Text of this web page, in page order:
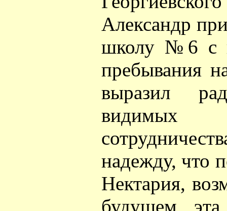
Александр
школу №6 с
пребывания
выразил
видимых
надежду, что
Нектария,
будущем